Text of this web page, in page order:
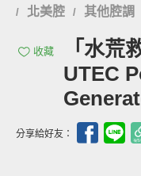
/ 北美腔 / 其他腔調
收藏
「水荒
UTEC
分享給好友：